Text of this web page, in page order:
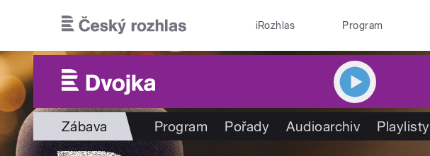
iRozhlas Program
Zábava Program Pořady Audioarchiv Playlisty